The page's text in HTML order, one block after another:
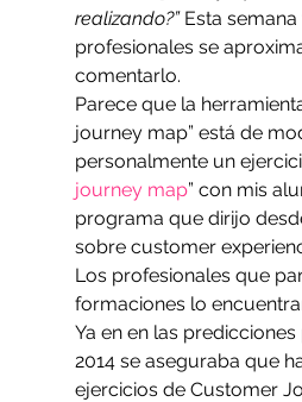
realizando?” Esta
profesionales se
comentarlo.
Parece que la
journey map” está de
personalmente un
journey map” con mis
programa que dirijo
sobre customer
Los profesionales que
formaciones lo
Ya en en las
2014 se aseguraba que
ejercicios de Customer